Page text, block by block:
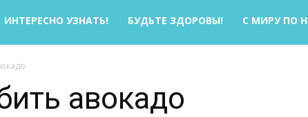
ИНТЕРЕСНО УЗНАТЬ! БУДЬТЕ ЗДОРОВЫ! С МИРУ ПО
авокадо